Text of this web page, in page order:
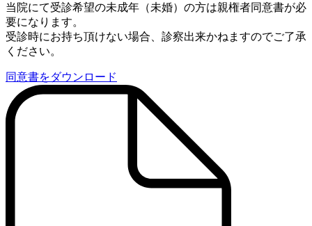
当院にて受診希望の未成年（未婚）の方は親権者同意書が必
要になります。
受診時にお持ち頂けない場合、診察出来かねますのでご了承
ください。
同意書をダウンロード